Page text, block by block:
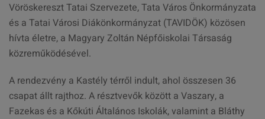
Vöröskereszt Tatai Szervezete, Tata Város Önkormányzata
és a Tatai Városi Diákönkormányzat (TAVIDÖK) közösen
hívta életre, a Magyary Zoltán Népfőiskolai Társaság
közreműködésével.
A rendezvény a Kastély térről indult, ahol összesen 36
csapat állt rajthoz. A résztvevők között a Vaszary, a
Fazekas és a Kőkúti Általános Iskolák, valamint a Bláthy